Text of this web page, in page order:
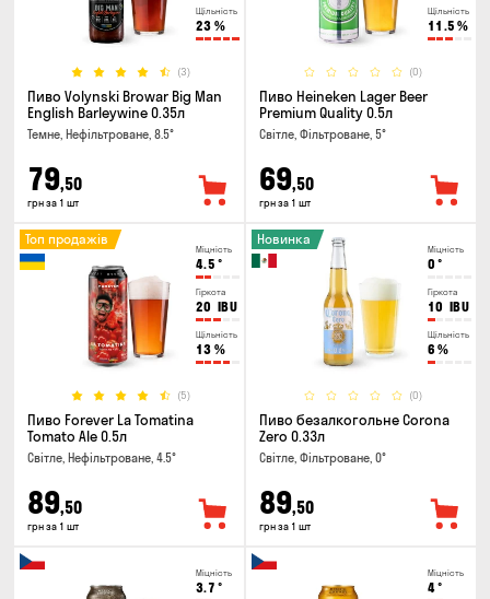
Щільність
23 %
(3)
Пиво Volynski Browar Big Man
English Barleywine 0.35л
Темне, Нефільтроване, 8.5°
79,50
грн за 1 шт
Щільність
11.5 %
(0)
Пиво Heineken Lager Beer
Premium Quality 0.5л
Світле, Фільтроване, 5°
69,50
грн за 1 шт
Міцність
4.5 °
Гіркота
20 IBU
Щільність
13 %
(5)
Топ продажів
Пиво Forever La Tomatina
Tomato Ale 0.5л
Світле, Нефільтроване, 4.5°
89,50
грн за 1 шт
Міцність
0 °
Гіркота
10 IBU
Щільність
6 %
(0)
Новинка
Пиво безалкогольне Corona
Zero 0.33л
Світле, Фільтроване, 0°
89,50
грн за 1 шт
Міцність
3.7 °
Міцність
4°